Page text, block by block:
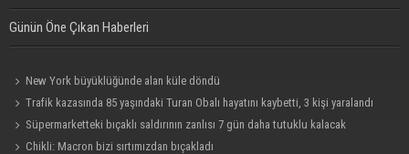
Günün Öne Çıkan Haberleri
New York büyüklüğünde alan küle döndü
Trafik kazasında 85 yaşındaki Turan Obalı hayatını kaybetti, 3 kişi yaralandı
Süpermarketteki bıçaklı saldırının zanlısı 7 gün daha tutuklu kalacak
Chikli: Macron bizi sırtımızdan bıçakladı